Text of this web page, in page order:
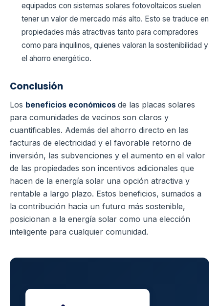
equipados con sistemas solares fotovoltaicos suelen
tener un valor de mercado más alto. Esto se traduce en
propiedades más atractivas tanto para compradores
como para inquilinos, quienes valoran la sostenibilidad y
el ahorro energético.
Conclusión
Los beneficios económicos de las placas solares
para comunidades de vecinos son claros y
cuantificables. Además del ahorro directo en las
facturas de electricidad y el favorable retorno de
inversión, las subvenciones y el aumento en el valor
de las propiedades son incentivos adicionales que
hacen de la energía solar una opción atractiva y
rentable a largo plazo. Estos beneficios, sumados a
la contribución hacia un futuro más sostenible,
posicionan a la energía solar como una elección
inteligente para cualquier comunidad.